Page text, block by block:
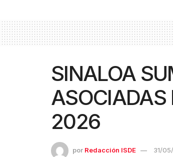
SINALOA
ASOCIADAS
2026
por Redacción ISDE 31/